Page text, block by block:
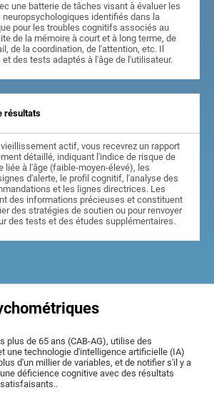
une batterie de tâches visant à évaluer les
identifiés dans la
pour les troubles cognitifs associés au
de la mémoire à court et à long terme, de
de la coordination, de l'attention, etc. Il
des tests adaptés à l'âge de l'utilisateur.
résultats
actif, vous recevrez un rapport
détaillé, indiquant l'indice de risque de
liée à l'âge (faible-moyen-élevé), les
d'alerte, le profil cognitif, l'analyse des
et les lignes directrices. Les
des informations précieuses et constituent
des stratégies de soutien ou pour renvoyer
des tests et des études supplémentaires.
plus de 65 ans (CAB-AG), utilise des
une technologie d'intelligence artificielle (IA)
d'un millier de variables, et de notifier s'il y a
déficience cognitive avec des résultats